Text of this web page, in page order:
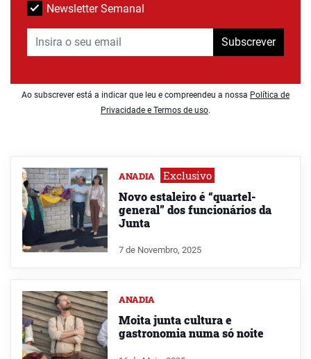
Newsletter Semanal
Subscrever
Ao subscrever está a indicar que leu e compreendeu a nossa Política de
Privacidade e Termos de uso.
ANADIA Exclusivo
Novo estaleiro é “quartel-
general” dos funcionários da
Junta
7 de Novembro, 2025
ANADIA
Moita junta cultura e
gastronomia numa só noite